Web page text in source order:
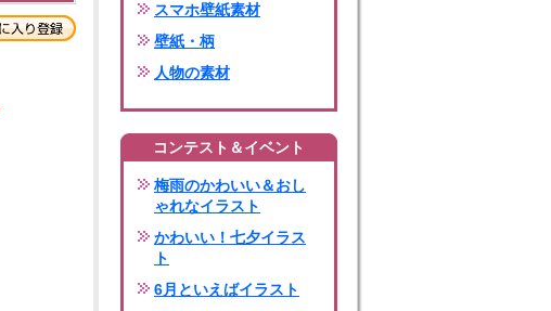
スマホ壁紙素材
壁紙・柄
人物の素材
コンテスト＆イベント
梅雨のかわいい＆おし
ゃれなイラスト
かわいい！七夕イラス
ト
6月といえばイラスト